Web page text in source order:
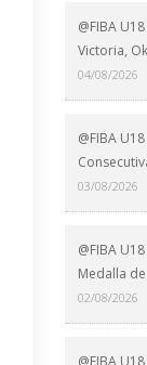
@FIBA
Victoria,
04/08/2026
@FIBA
03/08/2026
@FIBA
Medalla
02/08/2026